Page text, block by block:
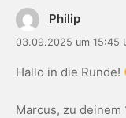
Philip
03.09.2025 um 15:45
Hallo in die Runde!
Marcus, zu deinem